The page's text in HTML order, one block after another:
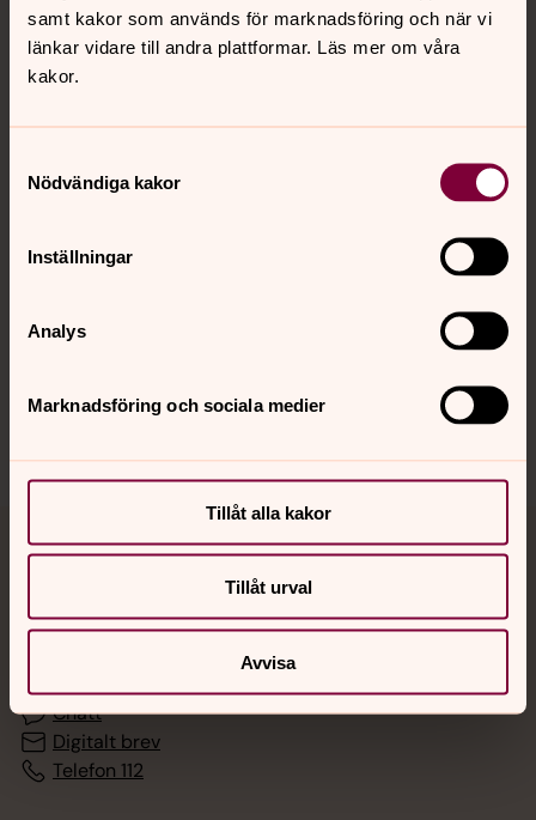
samt kakor som används för marknadsföring och när vi
länkar vidare till andra plattformar. Läs mer om våra
kakor.
Nödvändiga kakor
Inställningar
Analys
Marknadsföring och sociala medier
Tillåt alla kakor
Tillåt urval
Avvisa
Kalender
Jourhavande präst
Akut samtals- och krisstöd. Prata eller chatta anonymt
Chatt
Digitalt brev
Telefon 112